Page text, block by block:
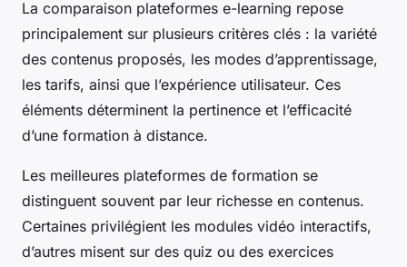
La comparaison plateformes e-learning repose
principalement sur plusieurs critères clés : la variété
des contenus proposés, les modes d’apprentissage,
les tarifs, ainsi que l’expérience utilisateur. Ces
éléments déterminent la pertinence et l’efficacité
d’une formation à distance.
Les meilleures plateformes de formation se
distinguent souvent par leur richesse en contenus.
Certaines privilégient les modules vidéo interactifs,
d’autres misent sur des quiz ou des exercices